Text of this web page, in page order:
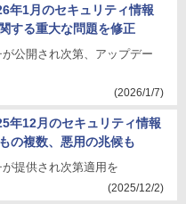
年1月のセキュリティ情報
する重大な問題を修正
公開され次第、アップデー
(2026/1/7)
年12月のセキュリティ情報
の複数、悪用の兆候も
提供され次第適用を
(2025/12/2)